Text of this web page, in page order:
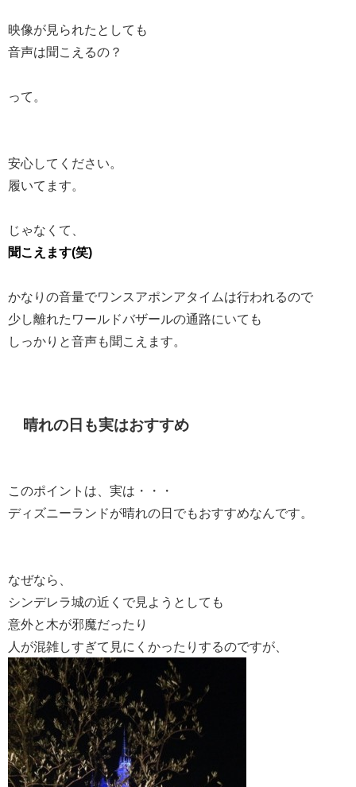
映像が見られたとしても
音声は聞こえるの？
って。
安心してください。
履いてます。
じゃなくて、
聞こえます(笑)
かなりの音量でワンスアポンアタイムは行われるので
少し離れたワールドバザールの通路にいても
しっかりと音声も聞こえます。
晴れの日も実はおすすめ
このポイントは、実は・・・
ディズニーランドが晴れの日でもおすすめなんです。
なぜなら、
シンデレラ城の近くで見ようとしても
意外と木が邪魔だったり
人が混雑しすぎて見にくかったりするのですが、